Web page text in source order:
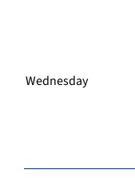
Wednesday